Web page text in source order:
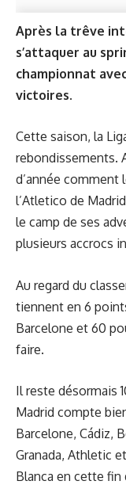
Après la trêve
s’attaquer au
championnat
victoires.
Cette saison, la
rebondissements.
d’année comment
l’Atletico de
le camp de ses
plusieurs accrocs
Au regard du
tiennent en 6
Barcelone et 60
faire.
Il reste désormais
Madrid compte
Barcelone, Cádiz,
Granada, Athletic
Blanca en cette fin